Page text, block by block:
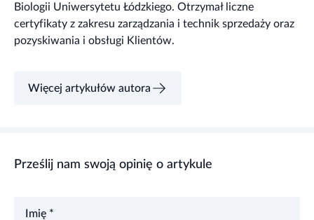
Biologii Uniwersytetu Łódzkiego. Otrzymał liczne
certyfikaty z zakresu zarządzania i technik sprzedaży oraz
pozyskiwania i obsługi Klientów.
Więcej artykułów autora
Prześlij nam swoją opinię o artykule
Imię *